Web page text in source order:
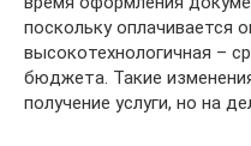
поскольку оплачивается
высокотехнологичная –
бюджета. Такие
получение услуги, но на